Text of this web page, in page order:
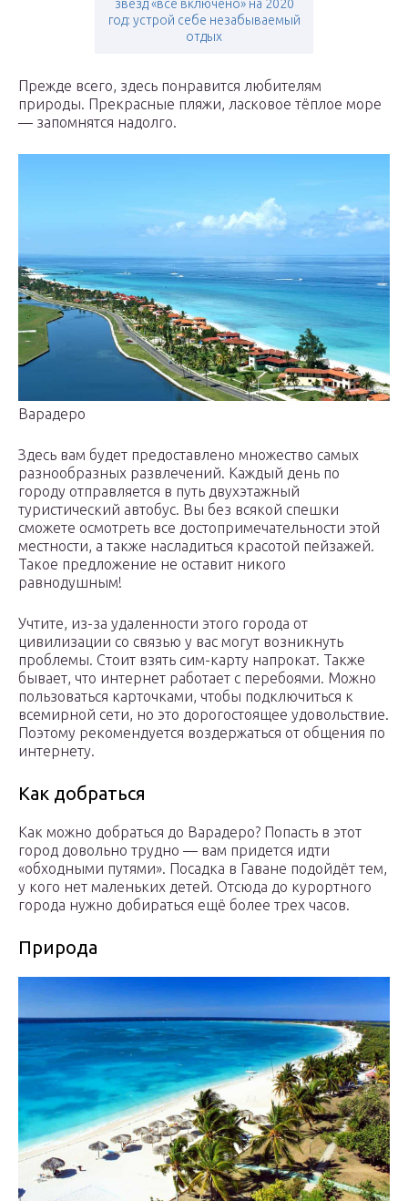
звёзд «всё включено» на 2020
год: устрой себе незабываемый
отдых
Прежде всего, здесь понравится любителям
природы. Прекрасные пляжи, ласковое тёплое море
— запомнятся надолго.
Варадеро
Здесь вам будет предоставлено множество самых
разнообразных развлечений. Каждый день по
городу отправляется в путь двухэтажный
туристический автобус. Вы без всякой спешки
сможете осмотреть все достопримечательности этой
местности, а также насладиться красотой пейзажей.
Такое предложение не оставит никого
равнодушным!
Учтите, из-за удаленности этого города от
цивилизации со связью у вас могут возникнуть
проблемы. Стоит взять сим-карту напрокат. Также
бывает, что интернет работает с перебоями. Можно
пользоваться карточками, чтобы подключиться к
всемирной сети, но это дорогостоящее удовольствие.
Поэтому рекомендуется воздержаться от общения по
интернету.
Как добраться
Как можно добраться до Варадеро? Попасть в этот
город довольно трудно — вам придется идти
«обходными путями». Посадка в Гаване подойдёт тем,
у кого нет маленьких детей. Отсюда до курортного
города нужно добираться ещё более трех часов.
Природа